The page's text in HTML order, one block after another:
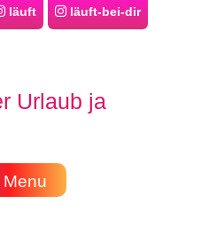
läuft läuft-bei-dir
Urlaub ja